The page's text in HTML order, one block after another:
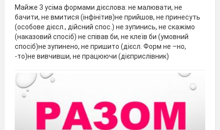
Майже 3 усіма формами дієслова: не малювати, не
бачити, не вмитися (інфінітив)не прийшов, не принесуть
(особове дієсл., дійсний спос.) не зупинись, не скажімо
(наказовий спосіб) не співав би, не клеїв би (умовний
спосіб)не зупинено, не пришито (дієсл. Форм не –но,
-то)не вивчивши, не працюючи (дієприслівник)